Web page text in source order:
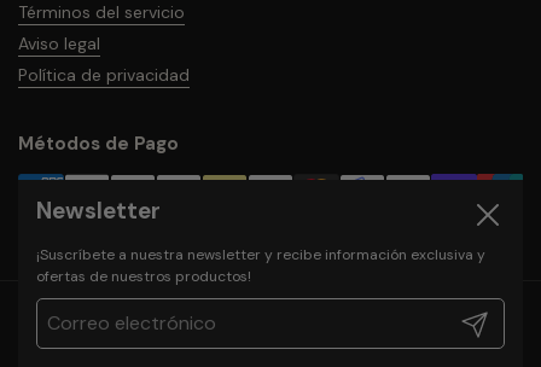
Términos del servicio
Aviso legal
Política de privacidad
Métodos de Pago
Derechos de autor © 2026
Idioma
Español País/región
(EUR €)
Newsletter
¡Suscríbete a nuestra newsletter y recibe información exclusiva y
ofertas de nuestros productos!
Cerrar